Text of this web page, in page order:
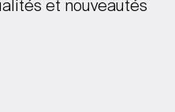
et nouveautés